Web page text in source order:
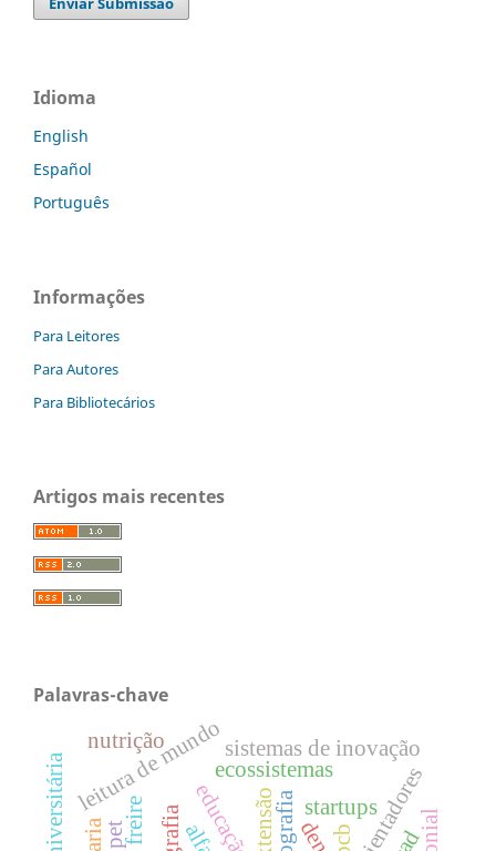
Idioma
English
Español
Português
Informações
Para Leitores
Para Autores
Para Bibliotecários
Artigos mais recentes
Palavras-chave
leitura de mundosistemas de inovação
ecossistemas
startups
nutrição
pet extensão pcb